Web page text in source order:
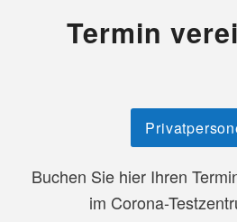
Termin
Buchen Sie hier Ihren
im Corona-